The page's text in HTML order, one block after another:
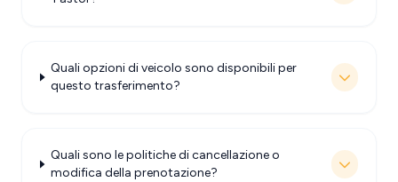
Quali opzioni di veicolo sono disponibili per
questo trasferimento?
Quali sono le politiche di cancellazione o
modifica della prenotazione?